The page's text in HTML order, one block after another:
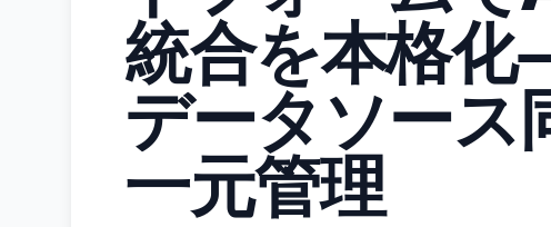
統合を本格
データソース
一元管理